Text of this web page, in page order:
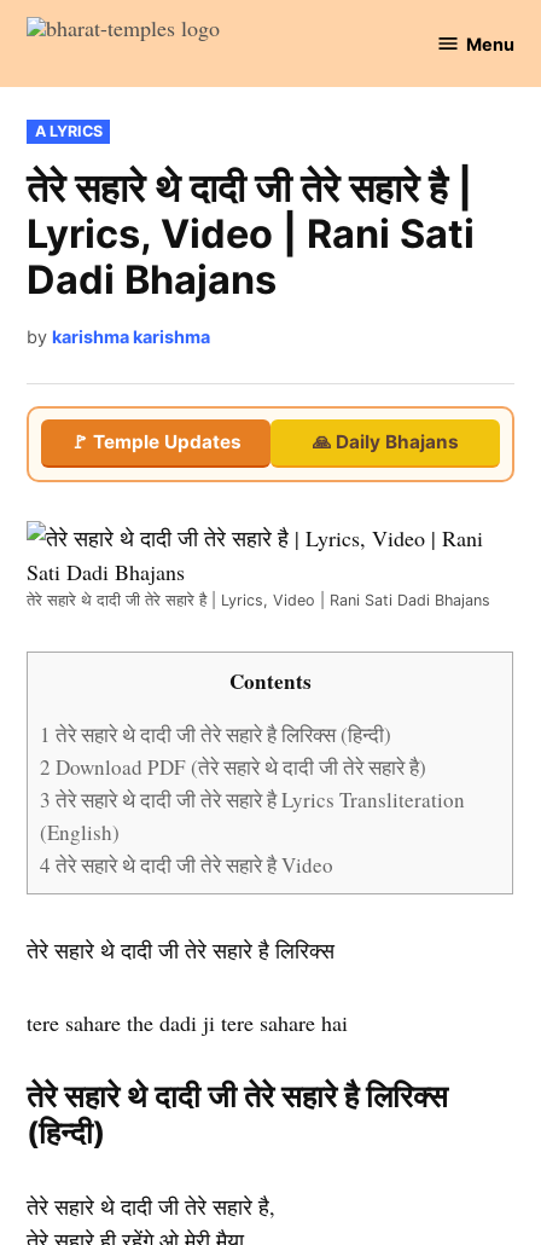
Skip
content
Temples
Menu
POSTED
IN
A LYRICS
तेरे सहारे थे दादी जी तेरे सहारे है |
Lyrics, Video | Rani Sati
Dadi Bhajans
by karishma karishma
🚩 Temple Updates 🙏 Daily Bhajans
तेरे सहारे थे दादी जी तेरे सहारे है | Lyrics, Video | Rani Sati Dadi Bhajans
Contents
1 तेरे सहारे थे दादी जी तेरे सहारे है लिरिक्स (हिन्दी)
2 Download PDF (तेरे सहारे थे दादी जी तेरे सहारे है)
3 तेरे सहारे थे दादी जी तेरे सहारे है Lyrics Transliteration
(English)
4 तेरे सहारे थे दादी जी तेरे सहारे है Video
तेरे सहारे थे दादी जी तेरे सहारे है लिरिक्स
tere sahare the dadi ji tere sahare hai
तेरे सहारे थे दादी जी तेरे सहारे है लिरिक्स
(हिन्दी)
तेरे सहारे थे दादी जी तेरे सहारे है,